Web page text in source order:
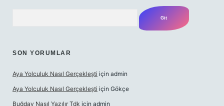
SON YORUMLAR
Aya Yolculuk Nasıl Gerçekleşti için admin
Aya Yolculuk Nasıl Gerçekleşti için Gökçe
Buğday Nasıl Yazılır Tdk için admin